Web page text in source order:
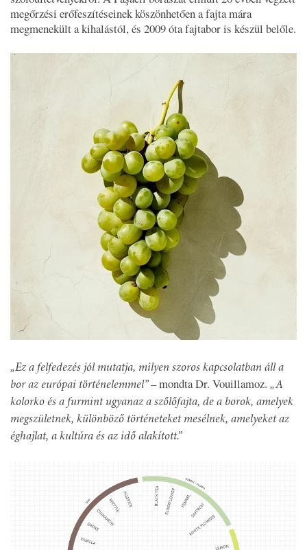
megőrzési erőfeszítéseinek köszönhetően a fajta mára
megmenekült a kihalástól, és 2009 óta fajtabor is készül belőle.
„Ez a felfedezés jól mutatja, milyen szoros kapcsolatban áll a
bor az európai történelemmel”– mondta Dr. Vouillamoz. „A
kolorko és a furmint ugyanaz a szőlőfajta, de a borok, amelyek
megszületnek, különböző történeteket mesélnek, amelyeket az
éghajlat, a kultúra és az idő alakított.”